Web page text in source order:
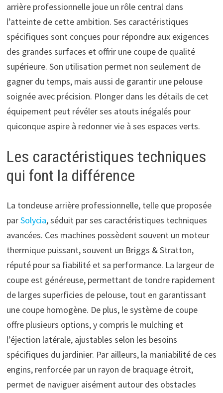
arrière professionnelle joue un rôle central dans
l’atteinte de cette ambition. Ses caractéristiques
spécifiques sont conçues pour répondre aux exigences
des grandes surfaces et offrir une coupe de qualité
supérieure. Son utilisation permet non seulement de
gagner du temps, mais aussi de garantir une pelouse
soignée avec précision. Plonger dans les détails de cet
équipement peut révéler ses atouts inégalés pour
quiconque aspire à redonner vie à ses espaces verts.
Les caractéristiques techniques
qui font la différence
La tondeuse arrière professionnelle, telle que proposée
parSolycia, séduit par ses caractéristiques techniques
avancées. Ces machines possèdent souvent un moteur
thermique puissant, souvent un Briggs & Stratton,
réputé pour sa fiabilité et sa performance. La largeur de
coupe est généreuse, permettant de tondre rapidement
de larges superficies de pelouse, tout en garantissant
une coupe homogène. De plus, le système de coupe
offre plusieurs options, y compris le mulching et
l’éjection latérale, ajustables selon les besoins
spécifiques du jardinier. Par ailleurs, la maniabilité de ces
engins, renforcée par un rayon de braquage étroit,
permet de naviguer aisément autour des obstacles